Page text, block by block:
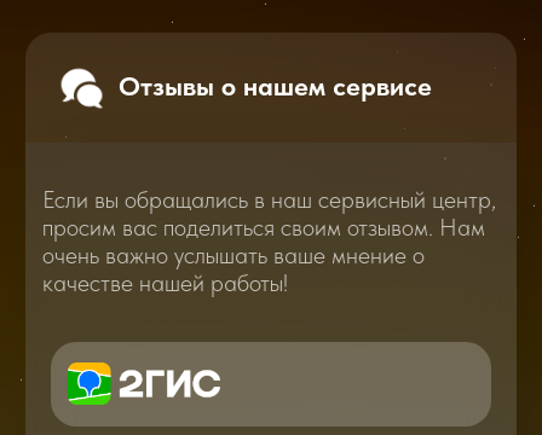
2026
2025
Перейти
В нашем блоге статей мы расскажем
Вам о самом важном, полезном и новом
в мире смартфонов и не только